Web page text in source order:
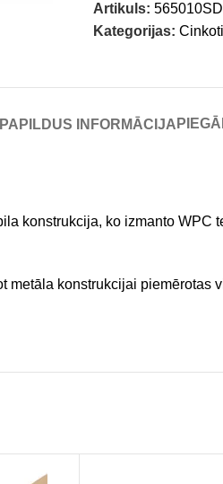
Artikuls: 565010SD
Kategorijas:
PAPILDUS INFORMĀCIJA
konstrukcija, ko izmanto WPC
konstrukcijai piemērotas